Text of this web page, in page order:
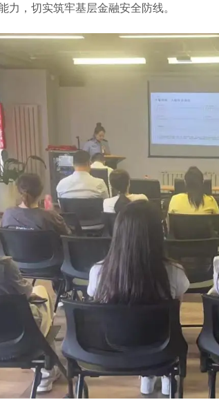
力，切实筑牢基层金融安全防线。